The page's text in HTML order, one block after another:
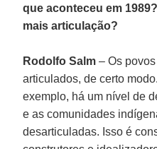
que aconteceu em
mais articulação?
Rodolfo Salm – Os
articulados, de certo
exemplo, há um nível de
e as comunidades
desarticuladas. Isso é